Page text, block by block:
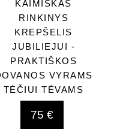
KAIMIŠKAS
RINKINYS
KREPŠELIS
JUBILIEJUI -
PRAKTIŠKOS
VYRAMS
TĖČIUI TĖVAMS
75 €